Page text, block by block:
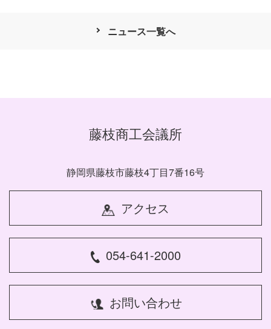
ニュース一覧へ
藤枝商工会議所
静岡県藤枝市藤枝4丁目7番16号
アクセス
054-641-2000
お問い合わせ